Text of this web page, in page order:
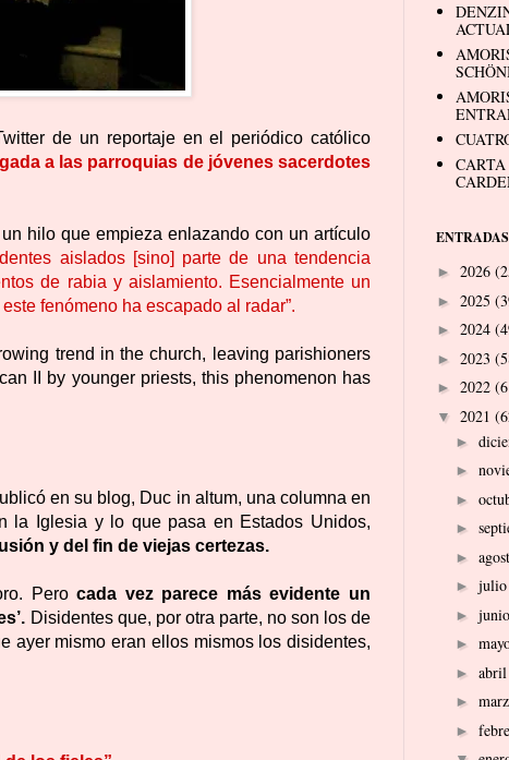
de un reportaje en el periódico católico
a las parroquias de jóvenes sacerdotes
hilo que empieza enlazando con un artículo
aislados [sino] parte de una tendencia
de rabia y aislamiento. Esencialmente un
fenómeno ha escapado al radar”.
trend in the church, leaving parishioners
II by younger priests, this phenomenon has
en su blog, Duc in altum, una columna en
la Iglesia y lo que pasa en Estados Unidos,
y del fin de viejas certezas.
Perocada vez parece más evidente un
Disidentes que, por otra parte, no son los de
ayer mismo eran ellos mismos los disidentes,
ENTRADAS
► 2026
► 2025
► 2024
► 2023
► 2022
▼ 2021
►
►
►
►
►
► julio
►
►
► abril
►
►